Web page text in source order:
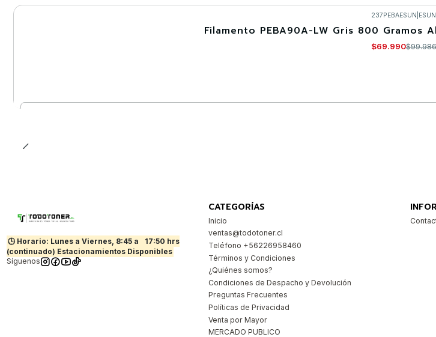
237PEBAESUN ESUN
Filamento PEBA90A-LW Gris 800 Gramos
$69.990$99.986
🕒 Horario: Lunes a Viernes, 8:45 a
17:50 hrs
(continuado) Estacionamientos Disponibles
Síguenos
CATEGORÍAS
Inicio
ventas@todotoner.cl
Teléfono +56226958460
Términos y Condiciones
¿Quiénes somos?
Condiciones de Despacho y Devolución
Preguntas Frecuentes
Políticas de Privacidad
Venta por Mayor
MERCADO PUBLICO